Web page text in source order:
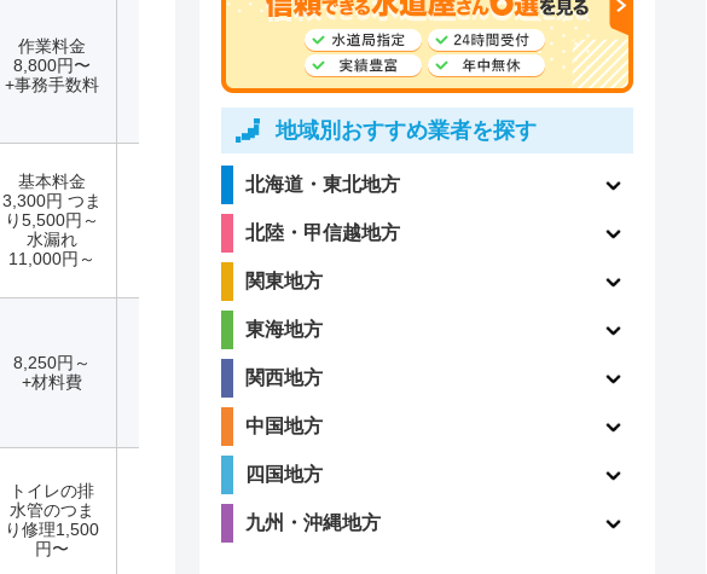
作業料金
8,800円〜
+事務手数料
3.9
（105件）
基本料金
3,300円 つま
り5,500円～
水漏れ
11,000円～
4.8
（410件）
8,250円～
+材料費
トイレの排
水管のつま
り修理1,500
円〜
ー
地域別おすすめ業者を探す
北海道・東北地方
北陸・甲信越地方
関東地方
東海地方
関西地方
中国地方
四国地方
九州・沖縄地方